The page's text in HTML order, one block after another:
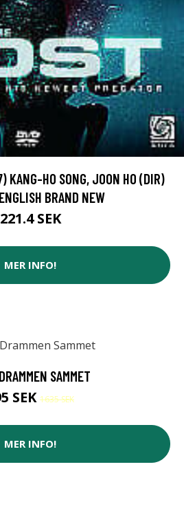
KANG-HO SONG, JOON HO (DIR)
BRAND NEW
221.4 SEK
MER INFO!
SAMMET
SEK 1635 SEK
MER INFO!